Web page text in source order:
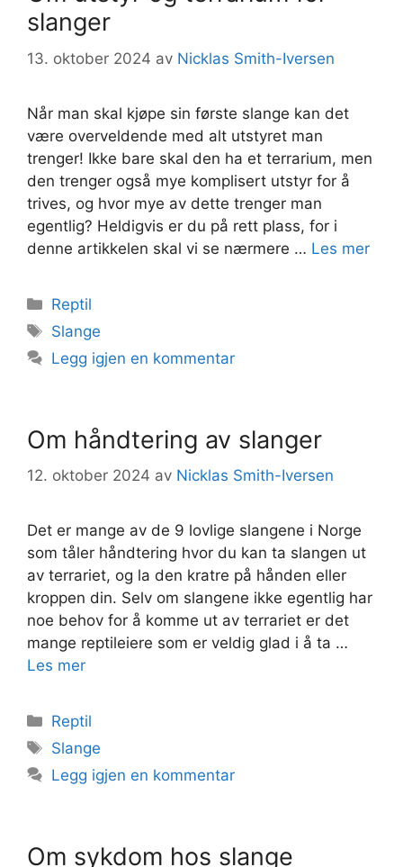
slanger
13. oktober 2024 av Nicklas Smith-Iversen
Når man skal kjøpe sin første slange kan det
være overveldende med alt utstyret man
trenger! Ikke bare skal den ha et terrarium, men
den trenger også mye komplisert utstyr for å
trives, og hvor mye av dette trenger man
egentlig? Heldigvis er du på rett plass, for i
denne artikkelen skal vi se nærmere … Les mer
Kategorier
Reptil
Stikkord
Slange
Legg igjen en kommentar
Om håndtering av slanger
12. oktober 2024 av Nicklas Smith-Iversen
Det er mange av de 9 lovlige slangene i Norge
som tåler håndtering hvor du kan ta slangen ut
av terrariet, og la den kratre på hånden eller
kroppen din. Selv om slangene ikke egentlig har
noe behov for å komme ut av terrariet er det
mange reptileiere som er veldig glad i å ta …
Les mer
Kategorier
Reptil
Stikkord
Slange
Legg igjen en kommentar
Om sykdom hos slange